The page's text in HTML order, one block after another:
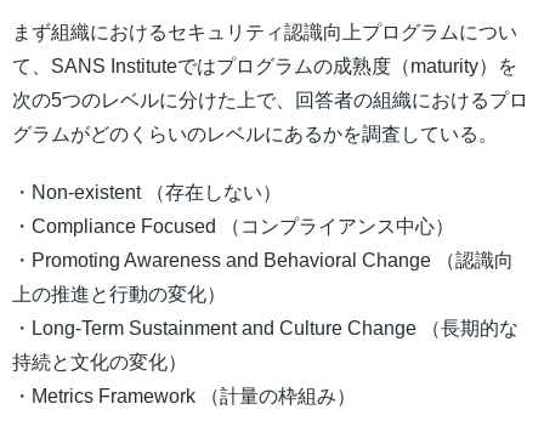
まず組織におけるセキュリティ認識向上プログラムについ
て、SANS Instituteではプログラムの成熟度（maturity）を
次の5つのレベルに分けた上で、回答者の組織におけるプロ
グラムがどのくらいのレベルにあるかを調査している。
・Non-existent （存在しない）
・Compliance Focused （コンプライアンス中心）
・Promoting Awareness and Behavioral Change （認識向
上の推進と行動の変化）
・Long-Term Sustainment and Culture Change （長期的な
持続と文化の変化）
・Metrics Framework （計量の枠組み）